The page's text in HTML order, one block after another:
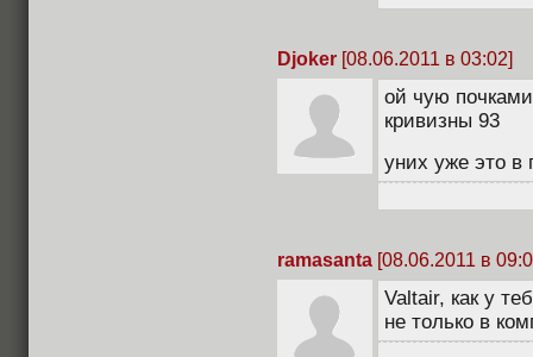
Djoker [08.06.2011 в 03:02]
ой чую
кривизны 93
уних уже это в
ramasanta [08.06.2011 в
Valtair, как у
не только в